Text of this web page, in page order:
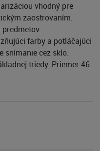
vhodný pre
zaostrovaním.
farby a potláčajúci
snímanie cez sklo.
triedy. Priemer 46